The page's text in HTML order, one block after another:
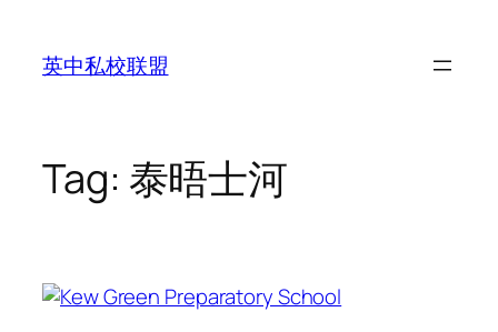
content
英中私校联盟
Tag: 泰晤士河